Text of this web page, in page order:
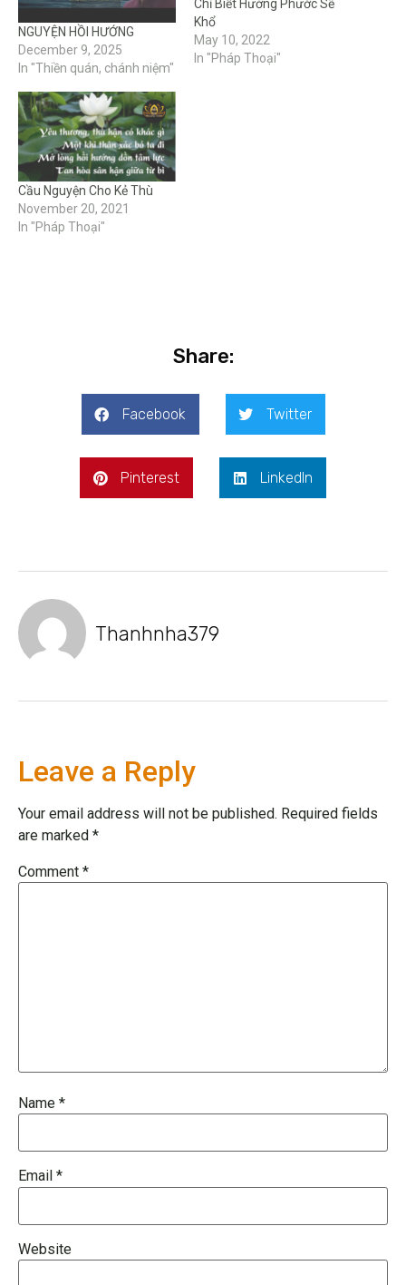
NGUYỆN HỒI HƯỚNG
December 9, 2025
In "Thiền quán, chánh niệm"
Chỉ Biết Hưởng Phước Sẽ
Khổ
May 10, 2022
In "Pháp Thoại"
Cầu Nguyện Cho Kẻ Thù
November 20, 2021
In "Pháp Thoại"
Share:
Facebook Twitter
Pinterest LinkedIn
Thanhnha379
Leave a Reply
Your email address will not be published. Required fields
are marked *
Comment *
Name *
Email *
Website